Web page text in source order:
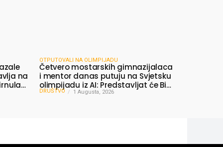
na
OTPUTOVALI NA OLIMPIJADU
Četvero mostarskih gimnazijalaca
i mentor danas putuju na Svjetsku
olimpijadu iz AI: Predstavljat će BiH
među najboljima na svijetu
DRUŠTVO 1 Augusta, 2026